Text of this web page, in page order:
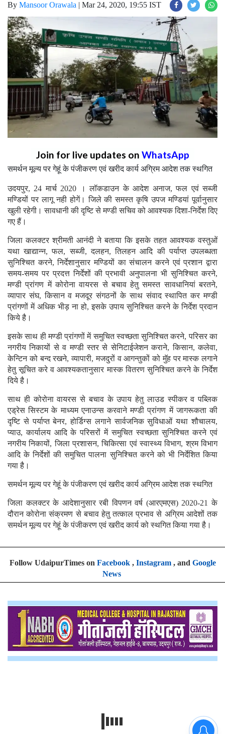
By Mansoor Orawala | Mar 24, 2020, 19:55 IST
Join for live updates on WhatsApp
समर्थन मूल्य पर गेहूं के पंजीकरण एवं खरीद कार्य अग्रिम आदेश तक स्थगित
उदयपुर, 24 मार्च 2020 । लॉकडाउन के आदेश अनाज, फल एवं सब्जी
मण्डियों पर लागू नही होगें। जिले की समस्त कृषि उपज मण्डियां पूर्वानुसार
खुली रहेगी। सावधानी की दृष्टि से मण्डी सचिव को आवश्यक दिशा-निर्देश दिए
गए हैं।
जिला कलक्टर श्रीमती आनंदी ने बताया कि इसके तहत आवश्यक वस्तुओं
यथा खाद्यान्न, फल, सब्जी, दलहन, तिलहन आदि की पर्याप्त उपलब्धता
सुनिश्चित करने, निर्देशानुसार मण्डियों का संचालन करने एवं प्रशान द्वारा
समय-समय पर प्रदत्त निर्देशों की प्रभावी अनुपालना भी सुनिश्चित करने,
मण्डी प्रांगण में कोरोना वायरस से बचाव हेतु समस्त सावधानियां बरतने,
व्यापार संघ, किसान व मजदूर संगठनों के साथ संवाद स्थापित कर मण्डी
प्रांगणों में अधिक भीड़ ना हो, इसके उपाय सुनिश्चित करने के निर्देश प्रदान
किये है।
इसके साथ ही मण्डी प्रांगणों में समुचित स्वच्छता सुनिश्चित करने, परिसर का
नगरीय निकायों से व मण्डी स्तर से सेनिटाईजेशन कराने, किसान, कलेवा,
केन्टिन को बन्द रखने, व्यापारी, मजदुरों व आगन्तुकों को मुॅह पर मास्क लगाने
हेतु सूचित करे व आवश्यकतानुसार मास्क वितरण सुनिश्चित करने के निर्देश
दिये है।
साथ ही कोरोना वायरस से बचाव के उपाय हेतु लाउड स्पीकर व पब्लिक
एड्रेस सिस्टम के माध्यम एनाउन्स करवाने मण्डी प्रांगण में जागरूकता की
दृष्टि से पर्याप्त बेनर, होर्डिग्स लगाने सार्वजनिक सुविधाओं यथा शौचालय,
प्याउ, कार्यालय आदि के परिसरों में समुचित स्वच्छता सुनिश्चित करने एवं
नगरीय निकायों, जिला प्रशासन, चिकित्सा एवं स्वास्थ्य विभाग, श्रम विभाग
आदि के निर्देशों की समुचित पालना सुनिश्चित करने को भी निर्देशित किया
गया है।
समर्थन मूल्य पर गेहूं के पंजीकरण एवं खरीद कार्य अग्रिम आदेश तक स्थगित
जिला कलक्टर के आदेशानुसार रबी विपणन वर्ष (आरएमएस) 2020-21 के
दौरान कोरोना संक्रमण से बचाव हेतु तत्काल प्रभाव से अग्रिम आदेशों तक
समर्थन मूल्य पर गेहूं के पंजीकरण एवं खरीद कार्य को स्थगित किया गया है।
Follow UdaipurTimes on Facebook, Instagram, and Google
News